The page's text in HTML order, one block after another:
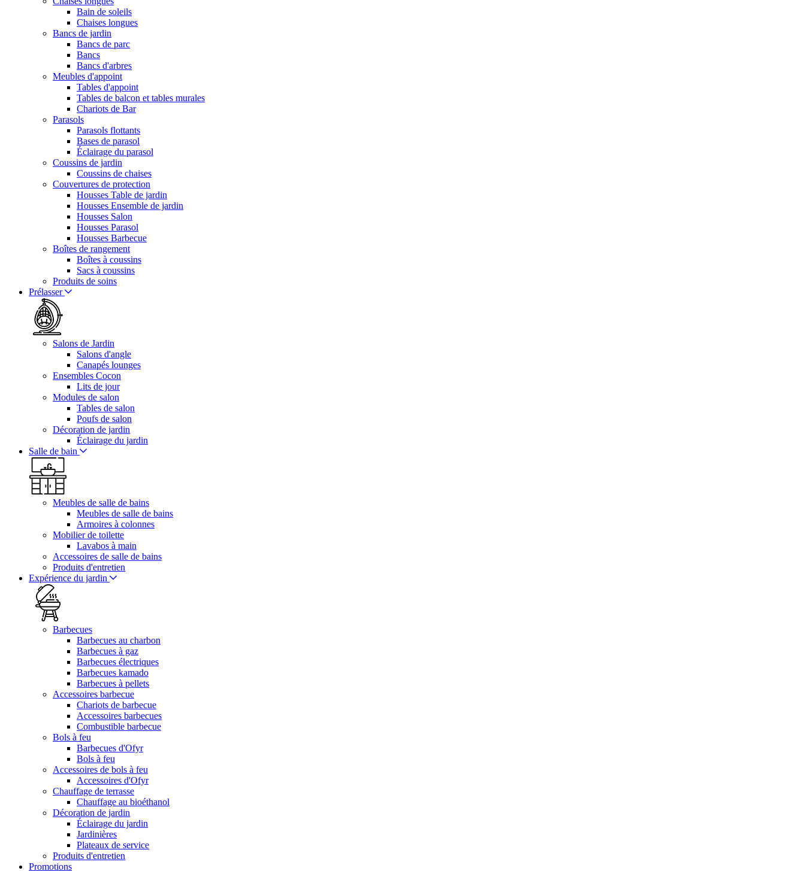
Bain de soleils
Chaises longues
Bancs de jardin
Bancs de parc
Bancs
Bancs d'arbres
Meubles d'appoint
Tables d'appoint
Tables de balcon et tables murales
Chariots de Bar
Parasols
Parasols flottants
Bases de parasol
Éclairage du parasol
Coussins de jardin
Coussins de chaises
Couvertures de protection
Housses Table de jardin
Housses Ensemble de jardin
Housses Salon
Housses Parasol
Housses Barbecue
Boîtes de rangement
Boîtes à coussins
Sacs à coussins
Produits de soins
Prélasser
Salons de Jardin
Salons d'angle
Canapés lounges
Ensembles Cocon
Lits de jour
Modules de salon
Tables de salon
Poufs de salon
Décoration de jardin
Éclairage du jardin
Salle de bain
Meubles de salle de bains
Meubles de salle de bains
Armoires à colonnes
Mobilier de toilette
Lavabos à main
Accessoires de salle de bains
Produits d'entretien
Expérience du jardin
Barbecues
Barbecues au charbon
Barbecues à gaz
Barbecues électriques
Barbecues kamado
Barbecues à pellets
Accessoires barbecue
Chariots de barbecue
Accessoires barbecues
Combustible barbecue
Bols à feu
Barbecues d'Ofyr
Bols à feu
Accessoires de bols à feu
Accessoires d'Ofyr
Chauffage de terrasse
Chauffage au bioéthanol
Décoration de jardin
Éclairage du jardin
Jardinières
Plateaux de service
Produits d'entretien
Promotions